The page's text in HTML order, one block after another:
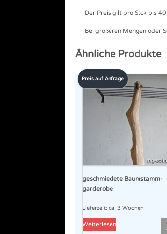
Der Preis gilt pro Stck bis 40
Bei größeren Mengen oder
Ähnliche Produkte
geschmiedete Baumstamm-
garderobe
Preis auf Anfrage
Lieferzeit: ca. 3 Wochen
Weiterlesen